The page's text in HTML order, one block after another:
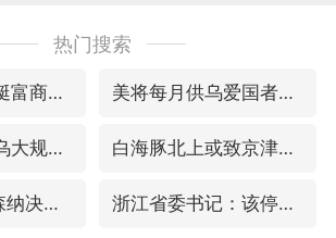
热门搜索
中国籍豪华游艇富商之子在泰国被杀 美将每月供乌爱国者拦截导弹
俄称边境州遭乌大规模袭击已致13伤 白海豚北上或致京津冀暴雨
国足U17与阿森纳决赛取消 并列冠军 浙江省委书记：该停下的坚决停下来